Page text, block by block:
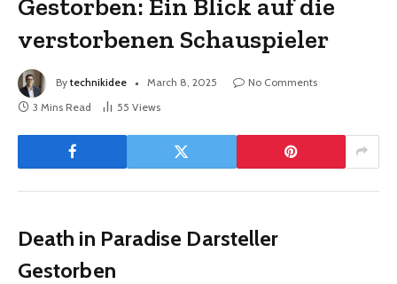
verstorbenen Schauspieler
By technikidee March 8, 2025
No Comments
3 Mins Read
55 Views
Death in Paradise Darsteller
Gestorben